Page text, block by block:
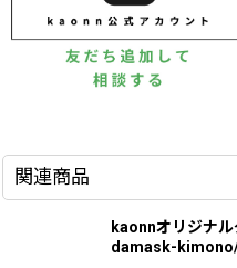
関連商品
kaonnオリジナ
damask-